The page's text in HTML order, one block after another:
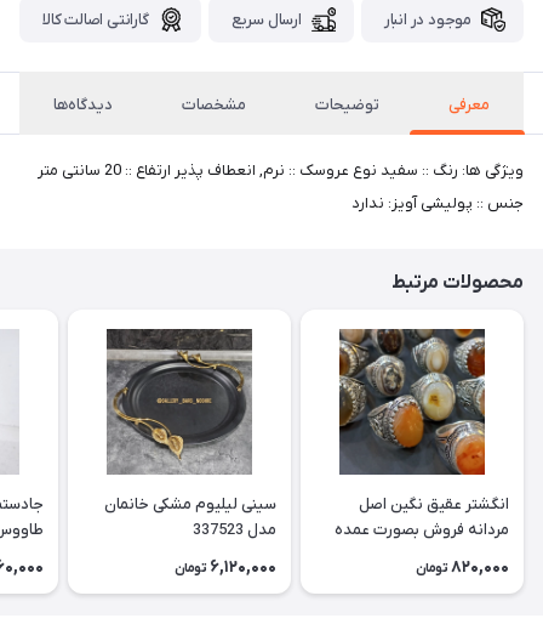
موجود در انبار ارسال سریع گارانتی اصالت کالا
معرفی توضیحات مشخصات دیدگاه‌ها
ویژگی ها: رنگ :: سفید نوع عروسک :: نرم, انعطاف پذیر ارتفاع :: 20 سانتی متر
جنس :: پولیشی آویز: ندارد
محصولات مرتبط
انگشتر عقیق نگین اصل
مردانه فروش بصورت عمده
3عدد هست فروش بصورت
820,000 تومان
سینی لیلیوم مشکی خانمان
مدل 337523
6,120,000 تومان